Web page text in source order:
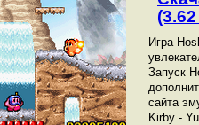
Игра
Запуск
сайта
Kirby -